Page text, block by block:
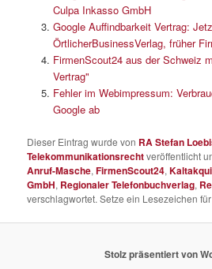
Culpa Inkasso GmbH
Google Auffindbarkeit Vertrag:
ÖrtlicherBusinessVerlag, früher
FirmenScout24 aus der Schweiz
Vertrag"
Fehler im Webimpressum:
Google ab
Dieser Eintrag wurde von RA Stefan
Telekommunikationsrechtveröffentlicht
Anruf-Masche,FirmenScout24,
GmbH, Regionaler Telefonbuchverlag,
verschlagwortet. Setze ein Lesezeichen
Stolz präsentiert von